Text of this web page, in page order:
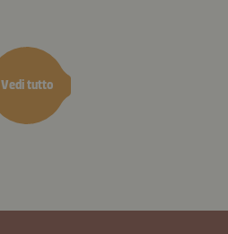
Vedi tutto